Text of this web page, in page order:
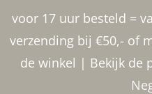
voor 17 uur besteld =
verzending bij €50,- of
de winkel | Bekijk de
inhoud